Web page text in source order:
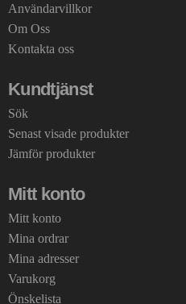
Användarvillkor
Om Oss
Kontakta oss
Kundtjänst
Sök
Senast visade produkter
Jämför produkter
Mitt konto
Mitt konto
Mina ordrar
Mina adresser
Varukorg
Önskelista